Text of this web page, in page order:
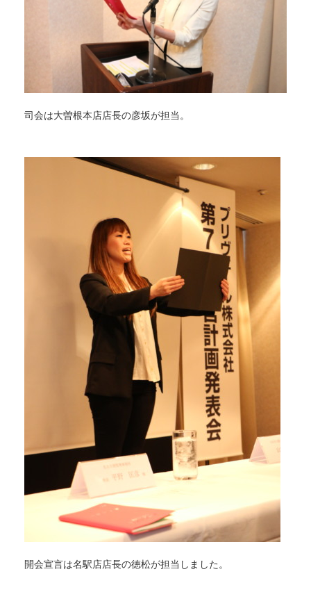
司会は大曽根本店店長の彦坂が担当。
開会宣言は名駅店店長の徳松が担当しました。